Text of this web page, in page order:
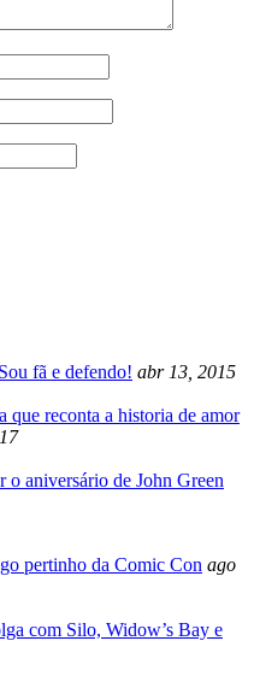
fã e defendo! abr 13, 2015
que reconta a historia de amor
o aniversário de John Green
pertinho da Comic Con ago
com Silo, Widow’s Bay e